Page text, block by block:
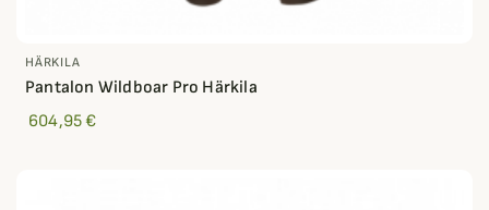
HÄRKILA
Pantalon Wildboar Pro Härkila
604,95 €